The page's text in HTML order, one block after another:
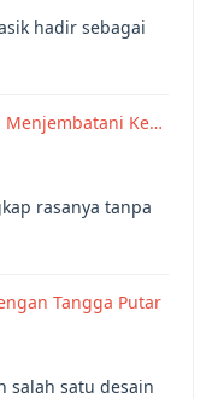
hadir sebagai
Menjembatani Ke…
rasanya tanpa
Tangga Putar
salah satu desain